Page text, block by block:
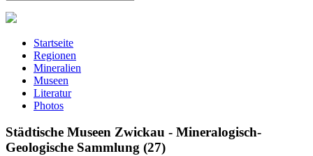
Startseite
Regionen
Mineralien
Museen
Literatur
Photos
Städtische Museen Zwickau - Mineralogisch-
Geologische Sammlung (27)